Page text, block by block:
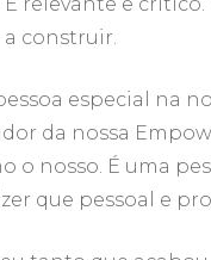
construir.
especial na
da nossa
o nosso. É uma
que pessoal e